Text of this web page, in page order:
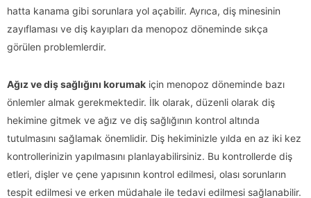
hatta kanama gibi sorunlara yol açabilir. Ayrıca, diş minesinin
zayıflaması ve diş kayıpları da menopoz döneminde sıkça
görülen problemlerdir.
Ağız ve diş sağlığını korumak için menopoz döneminde bazı
önlemler almak gerekmektedir. İlk olarak, düzenli olarak diş
hekimine gitmek ve ağız ve diş sağlığının kontrol altında
tutulmasını sağlamak önemlidir. Diş hekiminizle yılda en az iki kez
kontrollerinizin yapılmasını planlayabilirsiniz. Bu kontrollerde diş
etleri, dişler ve çene yapısının kontrol edilmesi, olası sorunların
tespit edilmesi ve erken müdahale ile tedavi edilmesi sağlanabilir.